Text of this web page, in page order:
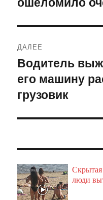
записям
ДАЛЕЕ
Следующая
запись:
Водитель
его машину
грузовик
люди